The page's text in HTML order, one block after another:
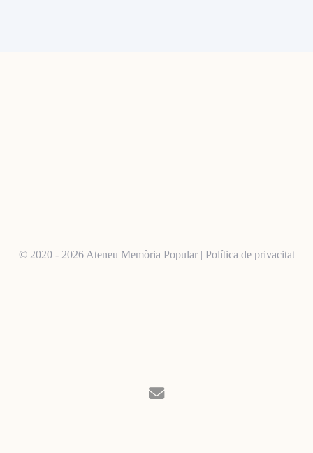
© 2020 - 2026 Ateneu Memòria Popular | Política de privacitat